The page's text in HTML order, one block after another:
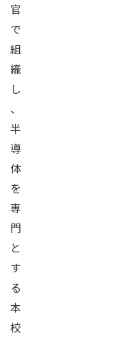
官
で
組
織
し
、
半
導
体
を
専
門
と
す
る
本
校